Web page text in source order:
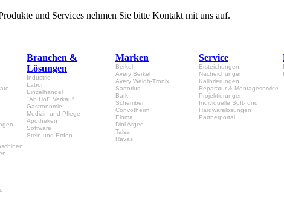
und Services nehmen Sie bitte Kontakt mit uns auf.
Branchen &
Lösungen
Industrie
Labor
Einzelhandel
"Ab Hof" Verkauf
Gastronomie
Medizin und Pflege
Apotheken
Software
Stein und Erden
Marken
Berkel
Avery Berkel
Avery Weigh-Tronix
Sartorius
Bark
Schember
Convotherm
Eloma
Dini Argeo
Talsa
Ravas
Service
Ersteichungen
Nacheichungen
Kalibrierungen
Reparatur & Montageservice
Projektierungen
Individuelle Soft- und
Hardwarelösungen
Partnerportal